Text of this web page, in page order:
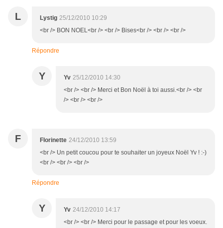
L Lystig 25/12/2010 10:29
<br /> BON NOEL<br /> <br /> Bises<br /> <br /> <br />
Répondre
Y Yv 25/12/2010 14:30
<br /> <br /> Merci et Bon Noël à toi aussi.<br /> <br
/> <br /> <br />
F Florinette 24/12/2010 13:59
<br /> Un petit coucou pour te souhaiter un joyeux Noël Yv ! :-)
<br /> <br /> <br />
Répondre
Y Yv 24/12/2010 14:17
<br /> <br /> Merci pour le passage et pour les voeux.